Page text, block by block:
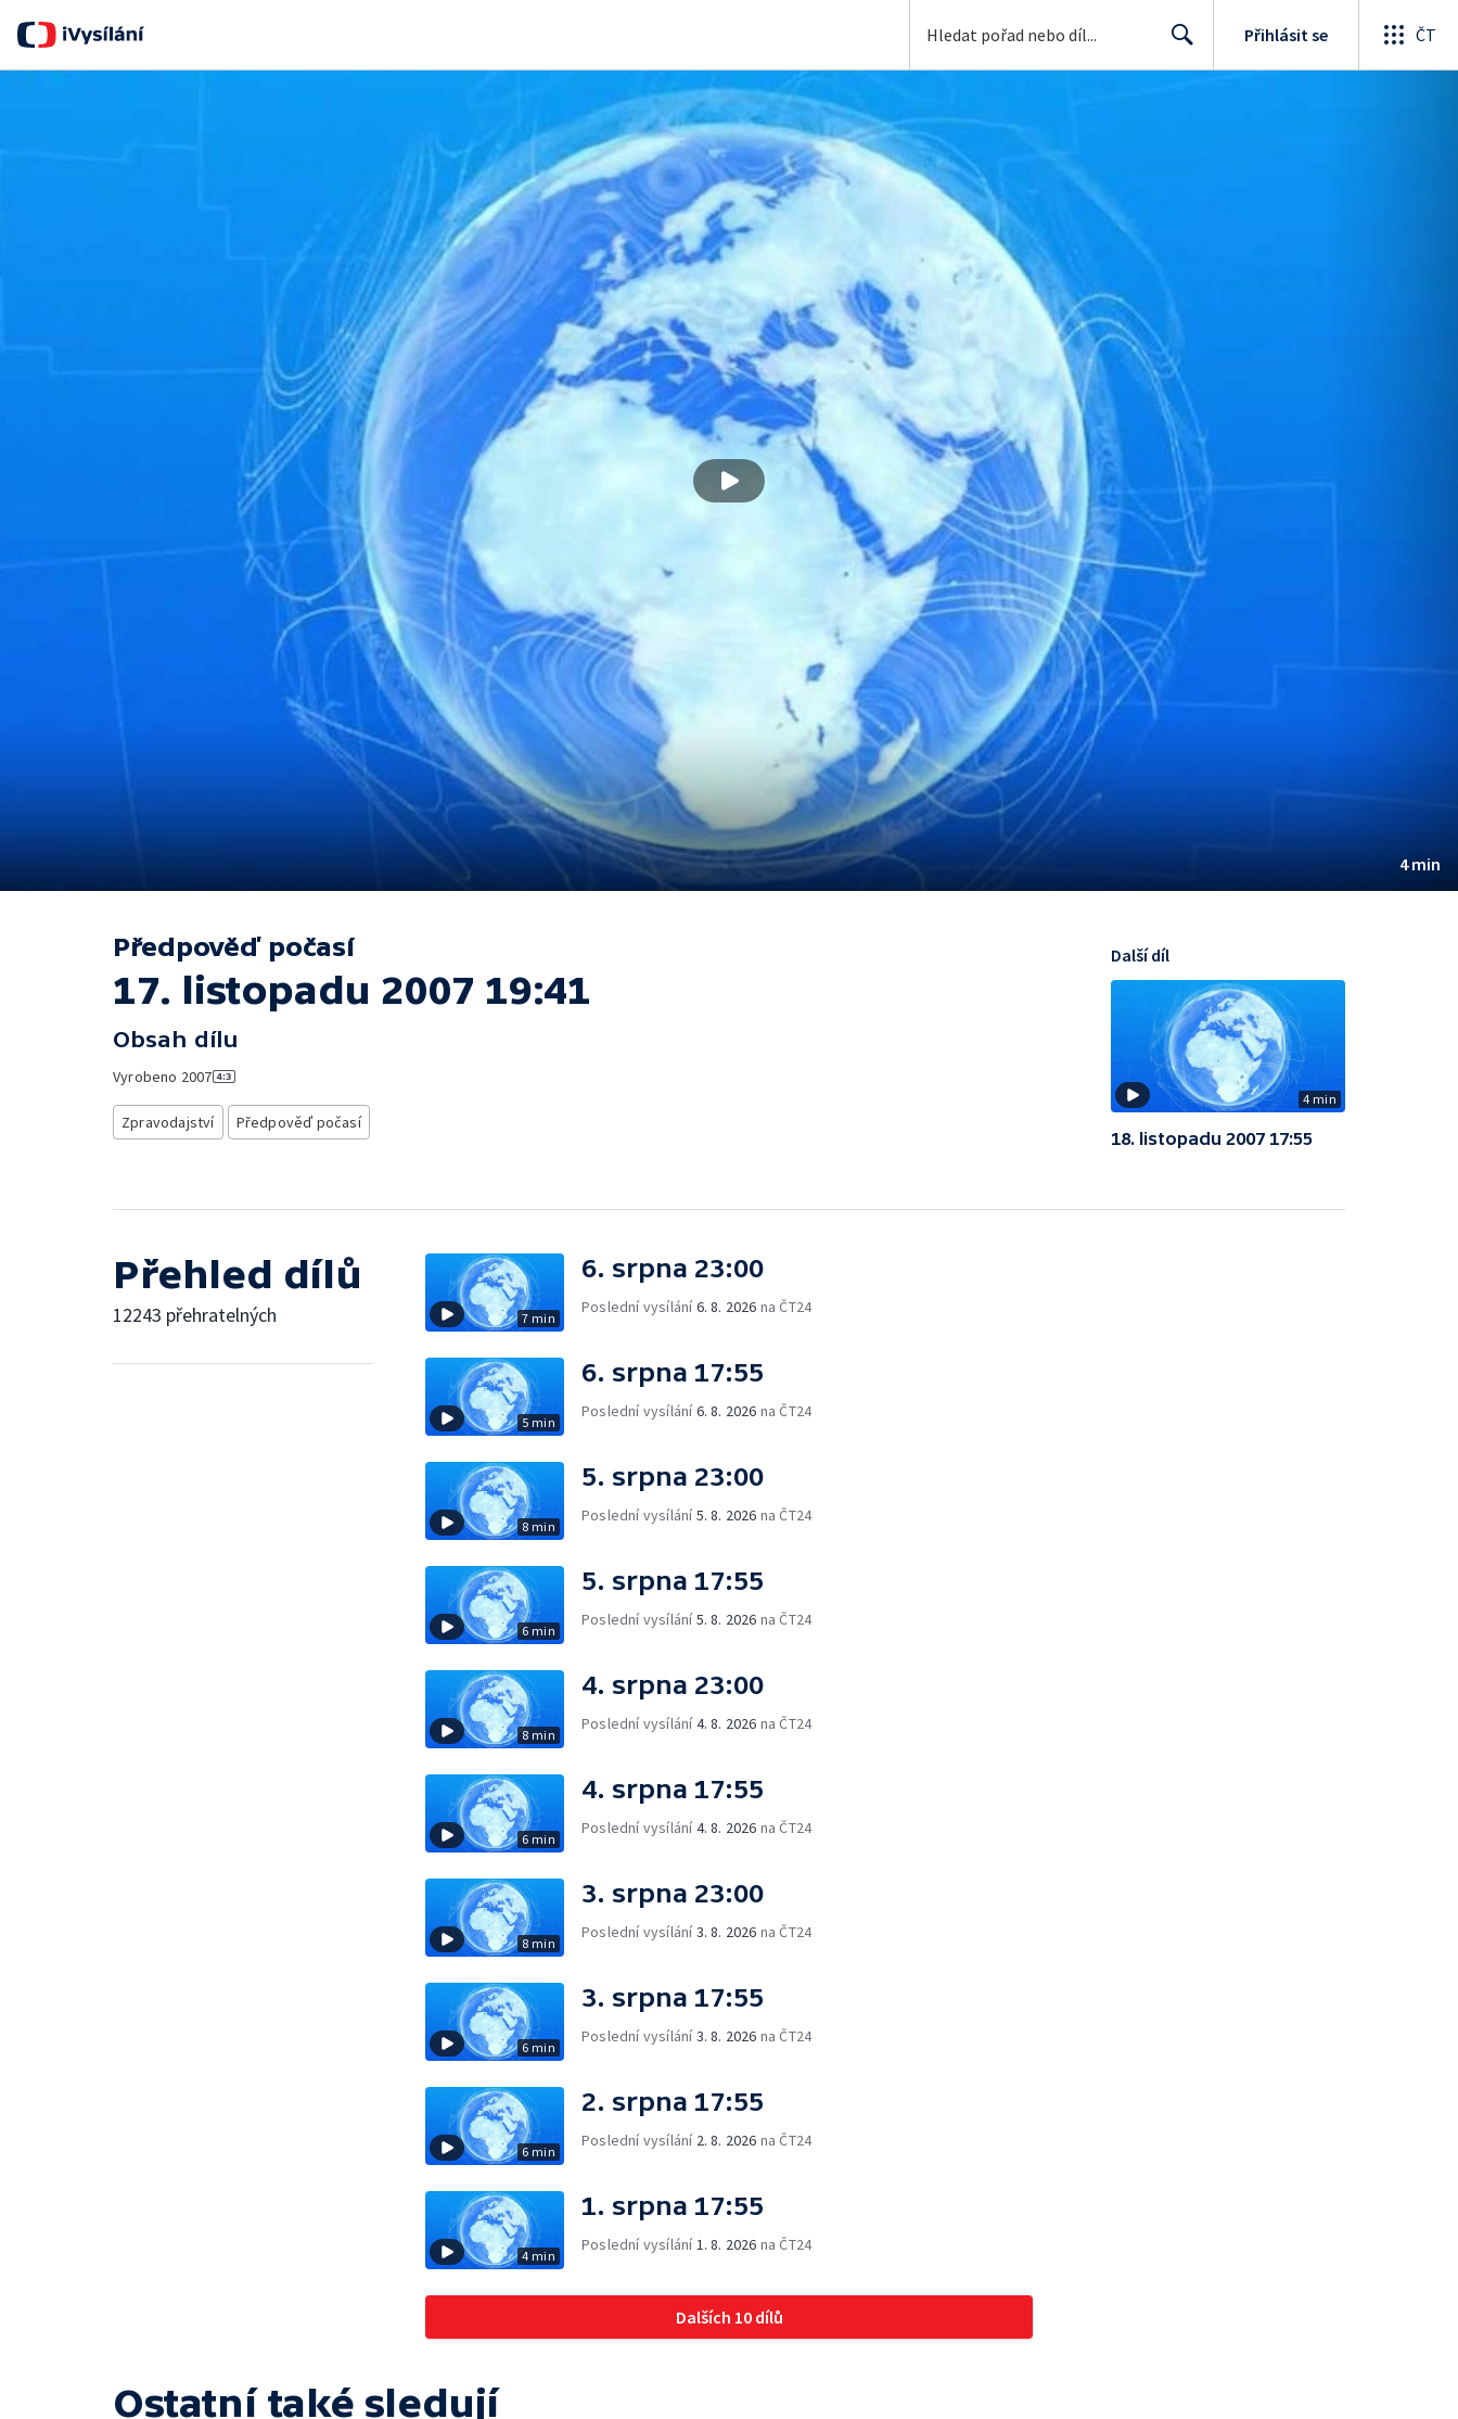
Přihlásit se ČT
4 min
Předpověď počasí
17. listopadu 2007 19:41
Obsah dílu
Vyrobeno 2007
Zpravodajství Předpověď počasí
4 min
Další díl
18. listopadu 2007 17:55
Přehled dílů
12243 přehratelných 7 min
6. srpna 23:00
Poslední vysílání6. 8. 2026 na ČT24
5 min
6. srpna 17:55
Poslední vysílání6. 8. 2026 na ČT24
8 min
5. srpna 23:00
Poslední vysílání5. 8. 2026 na ČT24
6 min
5. srpna 17:55
Poslední vysílání5. 8. 2026 na ČT24
8 min
4. srpna 23:00
Poslední vysílání4. 8. 2026 na ČT24
6 min
4. srpna 17:55
Poslední vysílání4. 8. 2026 na ČT24
8 min
3. srpna 23:00
Poslední vysílání3. 8. 2026 na ČT24
6 min
3. srpna 17:55
Poslední vysílání3. 8. 2026 na ČT24
6 min
2. srpna 17:55
Poslední vysílání 2. 8. 2026 na ČT24
4 min
1. srpna 17:55
Poslední vysílání 1. 8. 2026 na ČT24
Dalších 10 dílů
Ostatní také sledují